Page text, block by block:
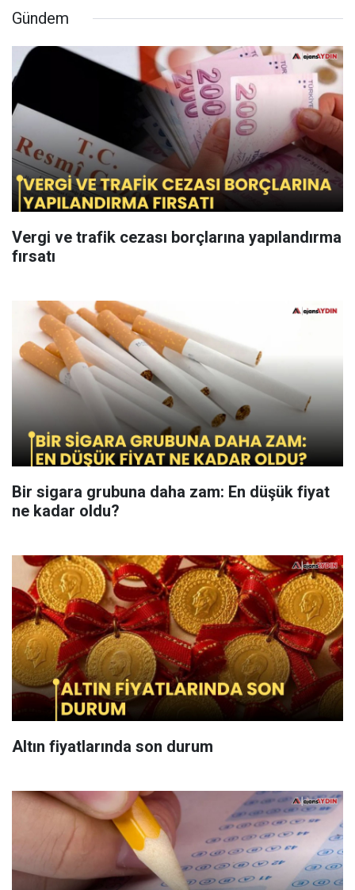
Gündem
Vergi ve trafik cezası borçlarına yapılandırma
fırsatı
Bir sigara grubuna daha zam: En düşük fiyat
ne kadar oldu?
Altın fiyatlarında son durum